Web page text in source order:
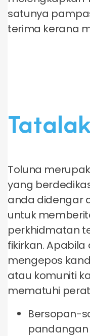
satunya
terima kerana
Toluna
yang
anda didengar
untuk
perkhidmatan
fikirkan.
mengepos
atau komuniti
mematuhi
Bersopan-